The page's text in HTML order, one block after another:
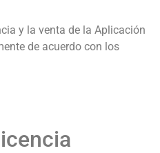
y la venta de la Aplicación
de acuerdo con los